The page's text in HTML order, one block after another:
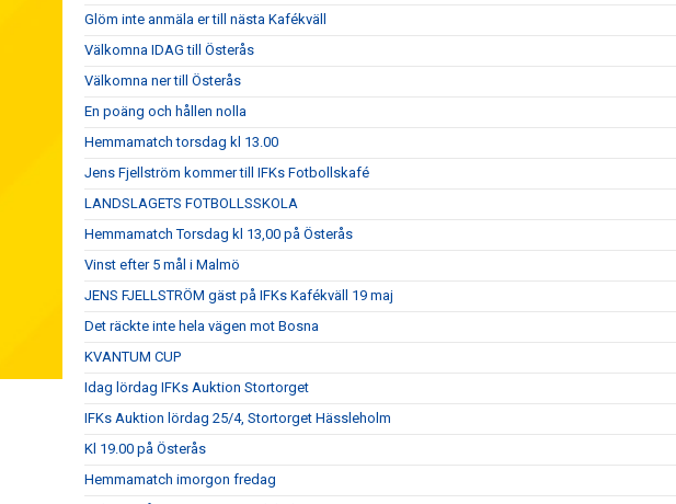
Glöm inte anmäla er till nästa Kafékväll
Välkomna IDAG till Österås
Välkomna ner till Österås
En poäng och hållen nolla
Hemmamatch torsdag kl 13.00
Jens Fjellström kommer till IFKs Fotbollskafé
LANDSLAGETS FOTBOLLSSKOLA
Hemmamatch Torsdag kl 13,00 på Österås
Vinst efter 5 mål i Malmö
JENS FJELLSTRÖM gäst på IFKs Kafékväll 19 maj
Det räckte inte hela vägen mot Bosna
KVANTUM CUP
Idag lördag IFKs Auktion Stortorget
IFKs Auktion lördag 25/4, Stortorget Hässleholm
Kl 19.00 på Österås
Hemmamatch imorgon fredag